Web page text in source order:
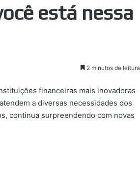
está nessa
2 minutos de leitura
financeiras mais inovadoras
a diversas necessidades dos
continua surpreendendo com novas